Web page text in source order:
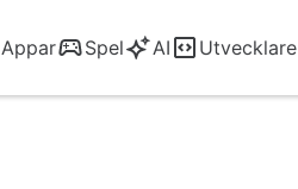
Appar Spel AI Utvecklare